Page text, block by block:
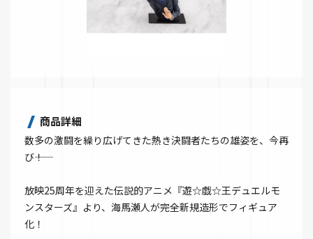
商品詳細
数多の激闘を繰り広げてきた熱き決闘者たちの雄姿を、今再
び――！
放映25周年を迎えた伝説的アニメ『遊☆戯☆王デュエルモ
ンスターズ』より、海馬瀬人が完全新規造形でフィギュア
化！